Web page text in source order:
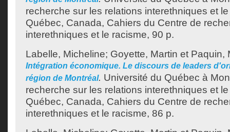
recherche sur les relations interethniques et
Québec, Canada, Cahiers du Centre de
interethniques et le racisme, 90 p.
Labelle, Micheline; Goyette, Martin et Paquin,
Intégration économique. Le discours de leaders
région de Montréal. Université du Québec à
recherche sur les relations interethniques et
Québec, Canada, Cahiers du Centre de
interethniques et le racisme, 86 p.